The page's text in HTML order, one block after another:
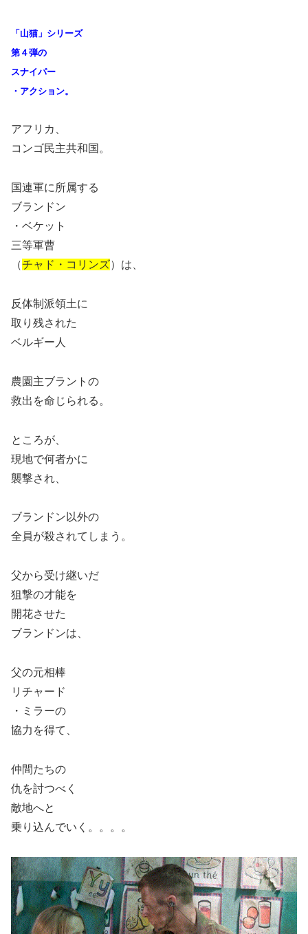
「山猫」シリーズ
第４弾の
スナイパー
・アクション。
アフリカ、
コンゴ民主共和国。
国連軍に所属する
ブランドン
・ベケット
三等軍曹
（チャド・コリンズ）は、
反体制派領土に
取り残された
ベルギー人
農園主ブラントの
救出を命じられる。
ところが、
現地で何者かに
襲撃され、
ブランドン以外の
全員が殺されてしまう。
父から受け継いだ
狙撃の才能を
開花させた
ブランドンは、
父の元相棒
リチャード
・ミラーの
協力を得て、
仲間たちの
仇を討つべく
敵地へと
乗り込んでいく。。。。